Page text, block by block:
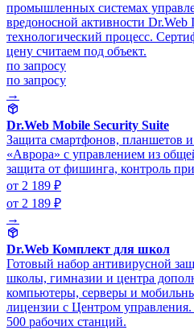
промышленных системах
вредоносной активности Dr.Web
технологический процесс.
цену считаем под объект.
по запросу
по запросу
→
Dr.Web Mobile Security Suite
Защита смартфонов, планшетов
«Аврора» с управлением из
защита от фишинга, контроль
от 2 189 ₽
от 2 189 ₽
→
Dr.Web Комплект для школ
Готовый набор антивирусной
школы, гимназии и центра
компьютеры, серверы и
лицензии с Центром управления.
500 рабочих станций.